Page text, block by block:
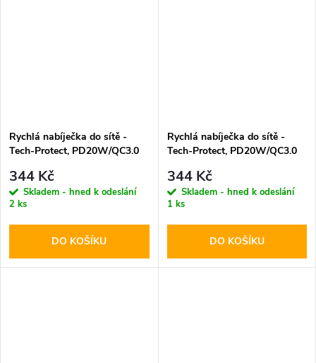
Rychlá nabíječka do sítě -
Tech-Protect, PD20W/QC3.0
344 Kč
Skladem - hned k odeslání
2 ks
DO KOŠÍKU
Rychlá nabíječka do sítě -
Tech-Protect, PD20W/QC3.0
344 Kč
Skladem - hned k odeslání
1 ks
DO KOŠÍKU